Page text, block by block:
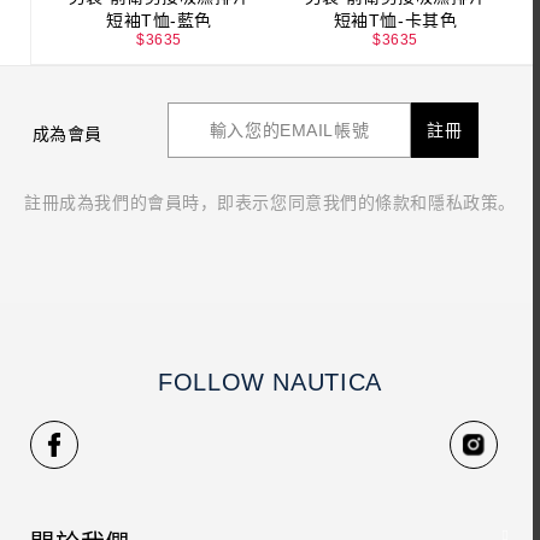
短袖T恤-藍色
$3635
短袖T恤-卡其色
$3635
成為會員 註冊
註冊成為我們的會員時，即表示您同意我們的條款和隱私政策。
FOLLOW NAUTICA